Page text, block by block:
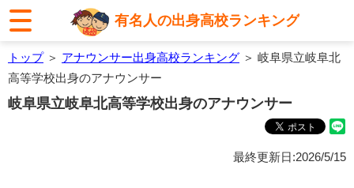
有名人の出身高校ランキング
トップ＞ アナウンサー出身高校ランキング ＞ 岐阜県立岐阜北
高等学校出身のアナウンサー
岐阜県立岐阜北高等学校出身のアナウンサー
最終更新日:2026/5/15